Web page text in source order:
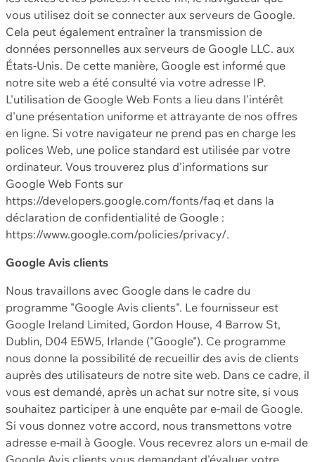
vous utilisez doit se connecter aux serveurs de Google.
Cela peut également entraîner la transmission de
données personnelles aux serveurs de Google LLC. aux
États-Unis. De cette manière, Google est informé que
notre site web a été consulté via votre adresse IP.
L'utilisation de Google Web Fonts a lieu dans l'intérêt
d'une présentation uniforme et attrayante de nos offres
en ligne. Si votre navigateur ne prend pas en charge les
polices Web, une police standard est utilisée par votre
ordinateur. Vous trouverez plus d'informations sur
Google Web Fonts sur
https://developers.google.com/fonts/faq et dans la
déclaration de confidentialité de Google :
https://www.google.com/policies/privacy/.
Google Avis clients
Nous travaillons avec Google dans le cadre du
programme "Google Avis clients". Le fournisseur est
Google Ireland Limited, Gordon House, 4 Barrow St,
Dublin, D04 E5W5, Irlande ("Google"). Ce programme
nous donne la possibilité de recueillir des avis de clients
auprès des utilisateurs de notre site web. Dans ce cadre, il
vous est demandé, après un achat sur notre site, si vous
souhaitez participer à une enquête par e-mail de Google.
Si vous donnez votre accord, nous transmettons votre
adresse e-mail à Google. Vous recevrez alors un e-mail de